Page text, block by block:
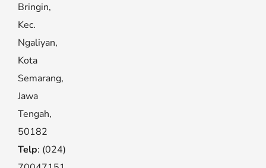
Bringin,
Kec.
Ngaliyan,
Kota
Semarang,
Jawa
Tengah,
50182
Telp: (024)